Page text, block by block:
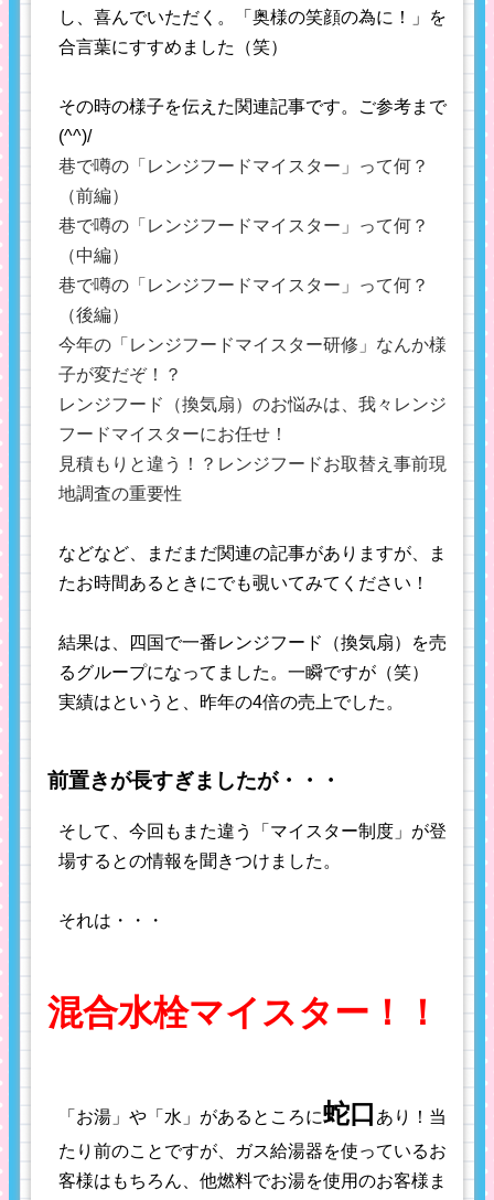
し、喜んでいただく。「奥様の笑顔の為に！」を
合言葉にすすめました（笑）
その時の様子を伝えた関連記事です。ご参考まで
(^^)/
巷で噂の「レンジフードマイスター」って何？
（前編）
巷で噂の「レンジフードマイスター」って何？
（中編）
巷で噂の「レンジフードマイスター」って何？
（後編）
今年の「レンジフードマイスター研修」なんか様
子が変だぞ！？
レンジフード（換気扇）のお悩みは、我々レンジ
フードマイスターにお任せ！
見積もりと違う！？レンジフードお取替え事前現
地調査の重要性
などなど、まだまだ関連の記事がありますが、ま
たお時間あるときにでも覗いてみてください！
結果は、四国で一番レンジフード（換気扇）を売
るグループになってました。一瞬ですが（笑）
実績はというと、昨年の4倍の売上でした。
前置きが長すぎましたが・・・
そして、今回もまた違う「マイスター制度」が登
場するとの情報を聞きつけました。
それは・・・
混合水栓マイスター！！
「お湯」や「水」があるところに蛇口 あり！当
たり前のことですが、ガス給湯器を使っているお
客様はもちろん、他燃料でお湯を使用のお客様ま